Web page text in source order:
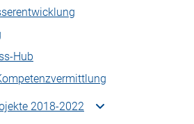
Hub
2018-2022